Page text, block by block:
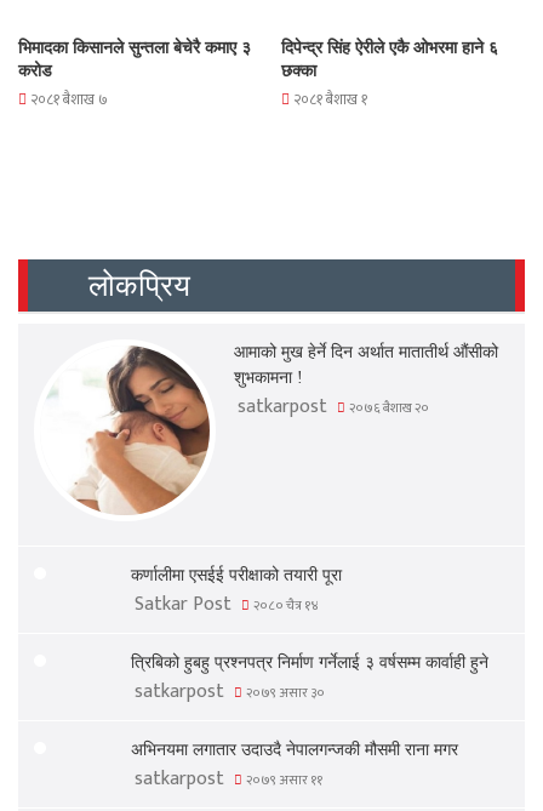
भिमादका किसानले सुन्तला बेचेरै कमाए ३
करोड
२०८१ बैशाख ७
दिपेन्द्र सिंह ऐरीले एकै ओभरमा हाने ६
छक्का
२०८१ बैशाख १
लोकप्रिय
आमाको मुख हेर्ने दिन अर्थात मातातीर्थ औंसीको
शुभकामना !
satkarpost २०७६ बैशाख २०
कर्णालीमा एसईई परीक्षाको तयारी पूरा
Satkar Post २०८० चैत्र १४
त्रिबिको हुबहु प्रश्नपत्र निर्माण गर्नेलाई ३ वर्षसम्म कार्वाही हुने
satkarpost २०७९ असार ३०
अभिनयमा लगातार उदाउदै नेपालगन्जकी मौसमी राना मगर
satkarpost २०७९ असार ११